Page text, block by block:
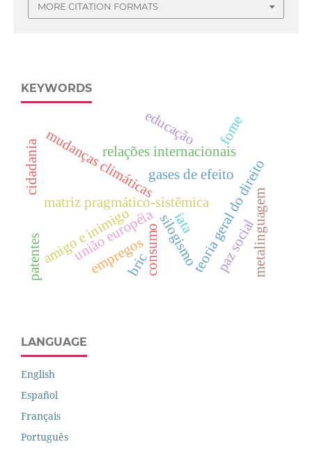
MORE CITATION FORMATS
KEYWORDS
matriz pragmático-sistêmicateoria geral do direito
silogismo metalinguagem
mudanças climáticas
união européia
gases de efeito
iata
relações internacionais
amigo e inimigo
educação
cidadania
consumo paz social
empregos
bric
patentes
fome
LANGUAGE
English
Español
Français
Português